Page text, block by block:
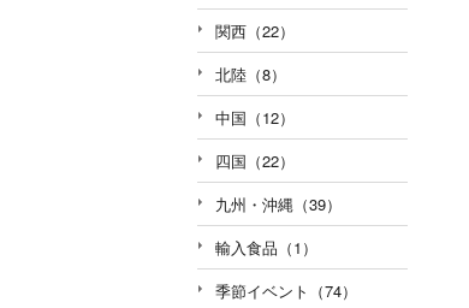
関西（22）
北陸（8）
中国（12）
四国（22）
九州・沖縄（39）
輸入食品（1）
季節イベント（74）